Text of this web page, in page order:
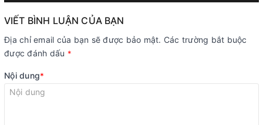
VIẾT BÌNH LUẬN CỦA BẠN
Địa chỉ email của bạn sẽ được bảo mật. Các trường bắt buộc
được đánh dấu *
Nội dung*